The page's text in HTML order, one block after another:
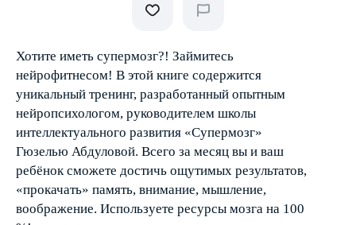
Хотите иметь супермозг?! Займитесь
нейрофитнесом! В этой книге содержится
уникальный тренинг, разработанный опытным
нейропсихологом, руководителем школы
интеллектуального развития «Супермозг»
Гюзелью Абдуловой. Всего за месяц вы и ваш
ребёнок сможете достичь ощутимых результатов,
«прокачать» память, внимание, мышление,
воображение. Используете ресурсы мозга на 100